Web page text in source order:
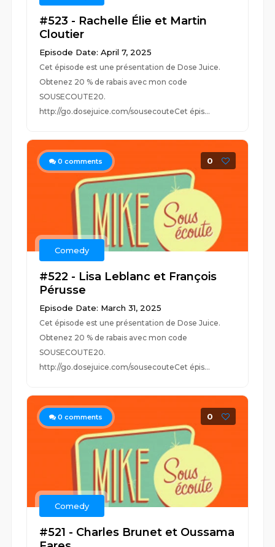
#523 - Rachelle Élie et Martin
Cloutier
Episode Date: April 7, 2025
Cet épisode est une présentation de Dose Juice.
Obtenez 20 % de rabais avec mon code
SOUSECOUTE20.
http://go.dosejuice.com/sousecouteCet épis...
0 comments 0
Comedy
#522 - Lisa Leblanc et François
Pérusse
Episode Date: March 31, 2025
Cet épisode est une présentation de Dose Juice.
Obtenez 20 % de rabais avec mon code
SOUSECOUTE20.
http://go.dosejuice.com/sousecouteCet épis...
0 comments 0
Comedy
#521 - Charles Brunet et Oussama